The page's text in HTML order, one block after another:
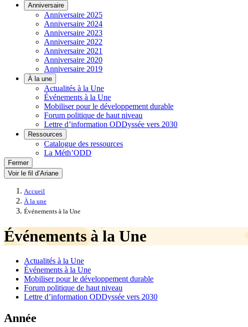
Anniversaire
Anniversaire 2025
Anniversaire 2024
Anniversaire 2023
Anniversaire 2022
Anniversaire 2021
Anniversaire 2020
Anniversaire 2019
À la une
Actualités à la Une
Événements à la Une
Mobiliser pour le développement durable
Forum politique de haut niveau
Lettre d’information ODDyssée vers 2030
Ressources
Catalogue des ressources
La Méth’ODD
Fermer
Voir le fil d’Ariane
Accueil
À la une
Événements à la Une
Événements à la Une
Actualités à la Une
Événements à la Une
Mobiliser pour le développement durable
Forum politique de haut niveau
Lettre d’information ODDyssée vers 2030
Année